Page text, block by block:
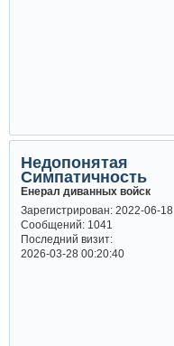
Недопонятая
Симпатичность
Енерал диванных войск
Зарегистрирован: 2022-06-18
Сообщений:1041
Последний визит:
2026-03-28 00:20:40